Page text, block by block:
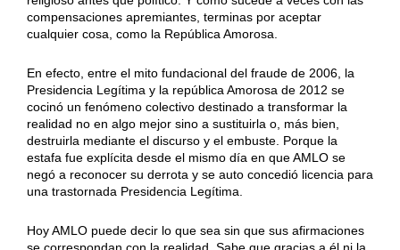
compensaciones apremiantes, terminas por aceptar
cualquier cosa, como la República Amorosa.
En efecto, entre el mito fundacional del fraude de 2006, la
Presidencia Legítima y la república Amorosa de 2012 se
cocinó un fenómeno colectivo destinado a transformar la
realidad no en algo mejor sino a sustituirla o, más bien,
destruirla mediante el discurso y el embuste. Porque la
estafa fue explícita desde el mismo día en que AMLO se
negó a reconocer su derrota y se auto concedió licencia para
una trastornada Presidencia Legítima.
Hoy AMLO puede decir lo que sea sin que sus afirmaciones